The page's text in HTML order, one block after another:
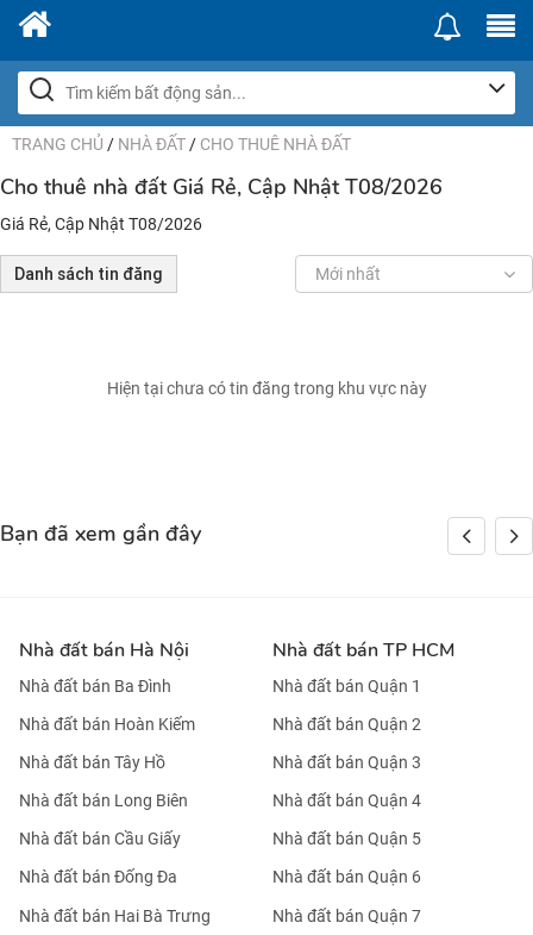
TRANG CHỦ / NHÀ ĐẤT / CHO THUÊ NHÀ ĐẤT
Cho thuê nhà đất Giá Rẻ, Cập Nhật T08/2026
Giá Rẻ, Cập Nhật T08/2026
Danh sách tin đăng Mới nhất
Hiện tại chưa có tin đăng trong khu vực này
Bạn đã xem gần đây
Nhà đất bán Hà Nội
Nhà đất bán Ba Đình
Nhà đất bán Hoàn Kiếm
Nhà đất bán Tây Hồ
Nhà đất bán Long Biên
Nhà đất bán Cầu Giấy
Nhà đất bán Đống Đa
Nhà đất bán Hai Bà Trưng
Nhà đất bán TP HCM
Nhà đất bán Quận 1
Nhà đất bán Quận 2
Nhà đất bán Quận 3
Nhà đất bán Quận 4
Nhà đất bán Quận 5
Nhà đất bán Quận 6
Nhà đất bán Quận 7